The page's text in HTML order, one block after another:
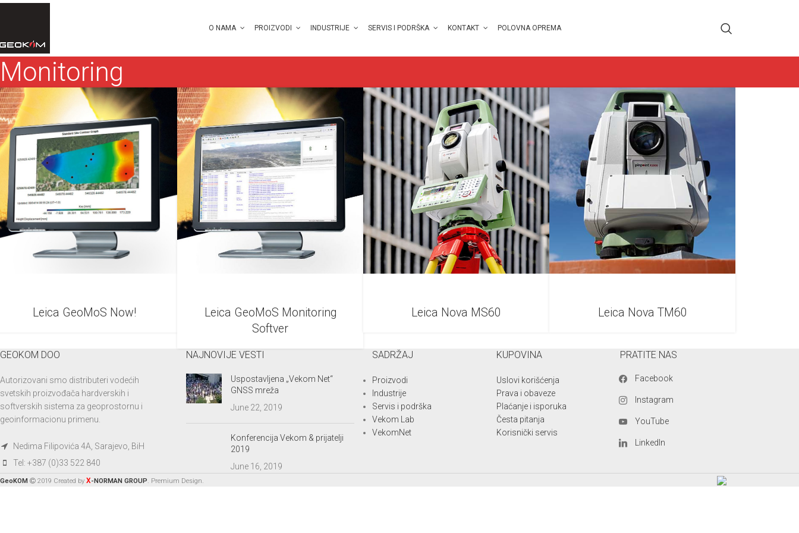
O NAMA PROIZVODI INDUSTRIJE SERVIS I PODRŠKA KONTAKT POLOVNA OPREMA
Monitoring
Leica GeoMoS Now!
Leica GeoMoS Monitoring
Softver
Leica Nova MS60 Leica Nova TM60
GEOKOM DOO
Autorizovani smo distributeri vodećih
svetskih proizvođača hardverskih i
softverskih sistema za geoprostornu i
geoinformacionu primenu.
Nedima Filipovića 4A, Sarajevo, BiH
Tel: +387 (0)33 522 840
NAJNOVIJE VESTI
Uspostavljena „Vekom Net“
GNSS mreža
June 22, 2019
Konferencija Vekom & prijatelji
2019
June 16, 2019
SADRŽAJ
Proizvodi
Industrije
Servis i podrška
Vekom Lab
VekomNet
KUPOVINA
Uslovi korišćenja
Prava i obaveze
Plaćanje i isporuka
Česta pitanja
Korisnički servis
PRATITE NAS
Facebook
Instagram
YouTube
LinkedIn
GeoKOM 2019 Created by X-NORMAN GROUP. Premium Design.